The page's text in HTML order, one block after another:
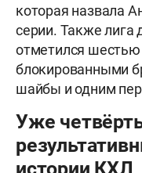
которая назвала
серии. Также лига
отметился
блокированными
шайбы и одним
Уже